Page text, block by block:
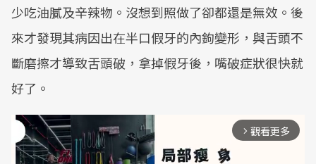
少吃油膩及辛辣物。沒想到照做了卻都還是無效。後
來才發現其病因出在半口假牙的內鉤變形，與舌頭不
斷磨擦才導致舌頭破，拿掉假牙後，嘴破症狀很快就
好了。
arrow_forward_ios 觀看更多